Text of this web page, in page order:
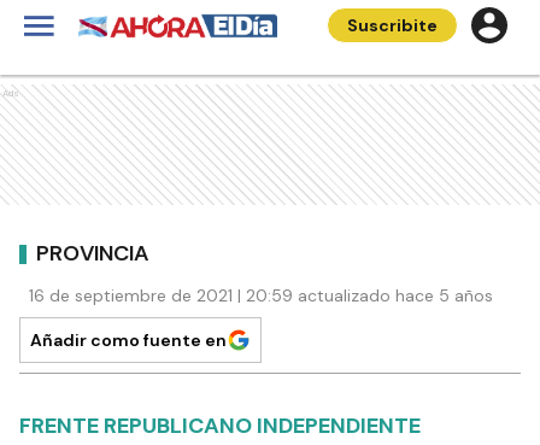
Suscribite
Ads
PROVINCIA
16 de septiembre de 2021 | 20:59 actualizado hace 5 años
Añadir como fuente en
FRENTE REPUBLICANO INDEPENDIENTE